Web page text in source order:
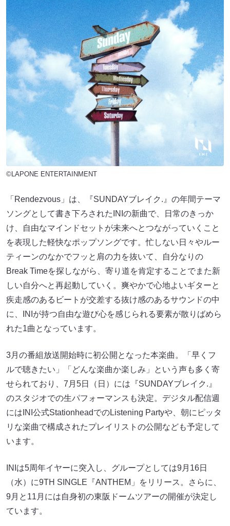
©LAPONE ENTERTAINMENT
「Rendezvous」は、『SUNDAYブレイク.』の年間テーマ
ソングとして書き下ろされたINIの新曲で、日常のきっか
け、自由なマインドセットが未来へとつながっていくこと
を表現した軽快なポップソングです。忙しない日々やルー
ティーンのなかでフッと肩の力を抜いて、自分なりの
Break Timeを探しながら、寄り道を肯定することでまた新
しい自分へと再起動していく。爽やかで心地よいギターと
疾走感のあるビートが交差する抜け感のあるサウンドの中
に、INIが持つ自由な遊び心を感じられる要素が散りばめら
れた1曲となっています。
3月の番組放送開始時に初公開となった本楽曲。「早くフ
ルで聴きたい」「どんな楽曲か楽しみ」という声も多く寄
せられており、7月5日（日）には『SUNDAYブレイク.』
のスタジオでの生パフォーマンスも決定。デジタル配信週
にはINI公式StationheadでのListening Partyや、朝にピッタ
リな楽曲で構成されたプレイリストの公開なども予定して
います。
INIは5周年イヤーに突入し、グループとしては9月16日
（水）に9TH SINGLE『ANTHEM」をリリース。さらに、
9月と11月には自身初の東阪ドームツアーの開催が決定し
ています。